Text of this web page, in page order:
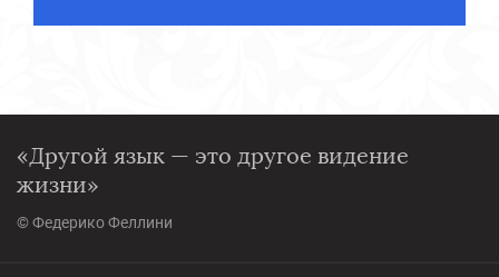
«Другой язык — это другое видение
жизни»
© Федерико Феллини